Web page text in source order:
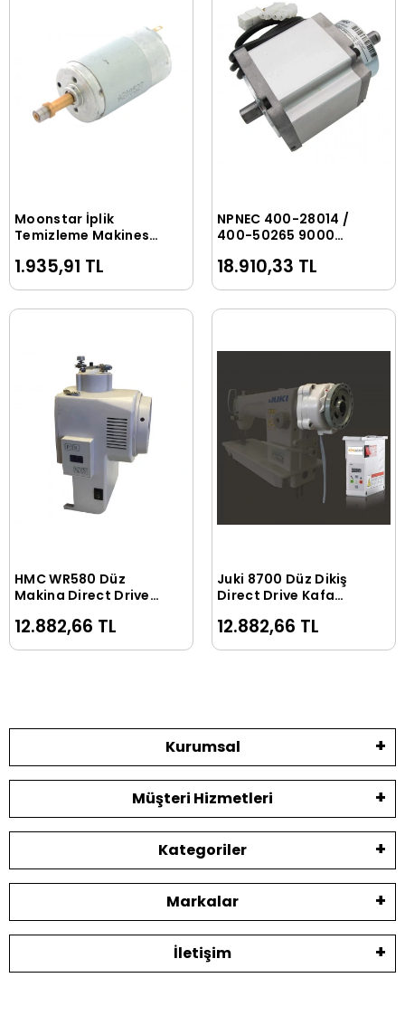
Sepete Ekle
Moonstar İplik
Temizleme Makinesi
1977A-021
1.935,91 TL
Sepete Ekle
NPNEC 400-28014 /
400-50265 9000
18.910,33 TL
Sepete Ekle
HMC WR580 Düz
Makina Direct Drive
12.882,66 TL
Sepete Ekle
Juki 8700 Düz Dikiş
Direct Drive Kafa
12.882,66 TL
Kurumsal
Müşteri Hizmetleri
Kategoriler
Markalar
İletişim